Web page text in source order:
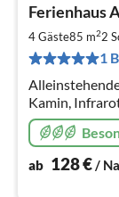
Ferienhaus
4 Gäste85 m22
1
Kamin,
ab 128€/